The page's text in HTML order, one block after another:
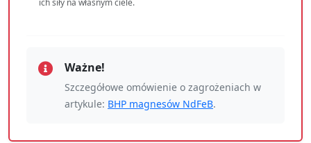
Ważne!
Szczegółowe omówienie o zagrożeniach w
artykule: BHP magnesów NdFeB.